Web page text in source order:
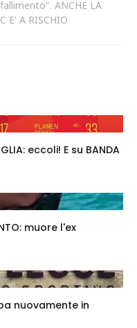
fallimento". ANCHE LA
C E' A RISCHIO
eccoli! E su BANDA
muore l'ex
nuovamente in